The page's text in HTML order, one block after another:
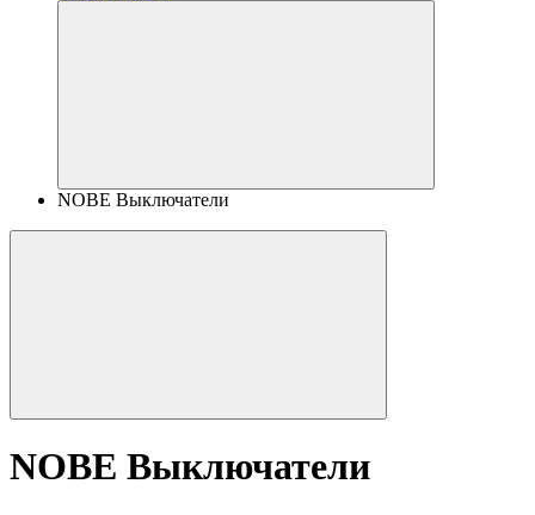
NOBE Выключатели
NOBE Выключатели